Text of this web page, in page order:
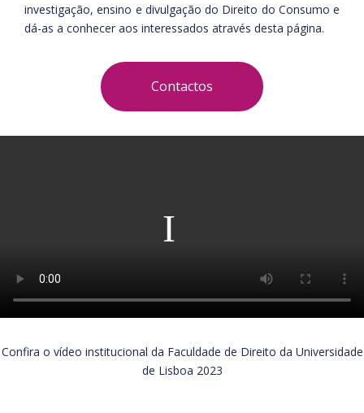
investigação, ensino e divulgação do Direito do Consumo e
dá-as a conhecer aos interessados através desta página.
Contactos
Confira o vídeo institucional da Faculdade de Direito da Universidade
de Lisboa 2023